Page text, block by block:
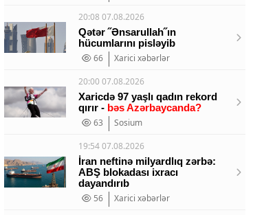
20:08 07.08.2026
Qətər ˝Ənsarullah˝ın
hücumlarını pisləyib
66
Xarici xəbərlər
20:00 07.08.2026
Xaricdə 97 yaşlı qadın rekord
qırır - bəs Azərbaycanda?
63
Sosium
19:54 07.08.2026
İran neftinə milyardlıq zərbə:
ABŞ blokadası ixracı
dayandırıb
56
Xarici xəbərlər